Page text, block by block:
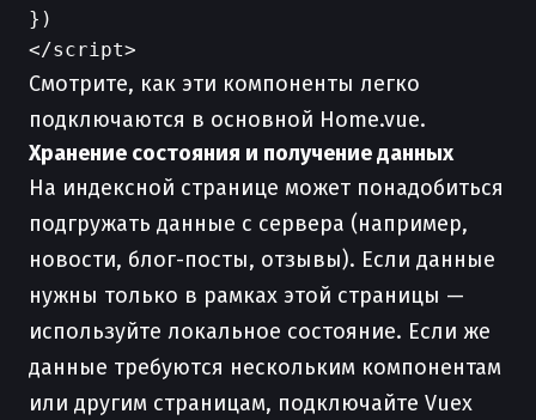
})
Смотрите, как эти компоненты легко
подключаются в основной Home.vue.
Хранение состояния и получение данных
На индексной странице может понадобиться
подгружать данные с сервера (например,
новости, блог-посты, отзывы). Если данные
нужны только в рамках этой страницы —
используйте локальное состояние. Если же
данные требуются нескольким компонентам
или другим страницам, подключайте Vuex